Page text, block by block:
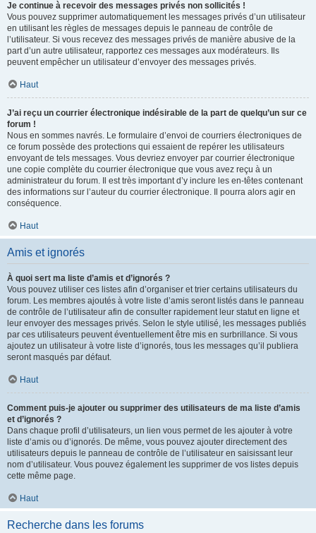
Je continue à recevoir des messages privés non sollicités !
Vous pouvez supprimer automatiquement les messages privés d’un utilisateur
en utilisant les règles de messages depuis le panneau de contrôle de
l’utilisateur. Si vous recevez des messages privés de manière abusive de la
part d’un autre utilisateur, rapportez ces messages aux modérateurs. Ils
peuvent empêcher un utilisateur d’envoyer des messages privés.
Haut
J’ai reçu un courrier électronique indésirable de la part de quelqu’un sur ce
forum !
Nous en sommes navrés. Le formulaire d’envoi de courriers électroniques de
ce forum possède des protections qui essaient de repérer les utilisateurs
envoyant de tels messages. Vous devriez envoyer par courrier électronique
une copie complète du courrier électronique que vous avez reçu à un
administrateur du forum. Il est très important d’y inclure les en-têtes contenant
des informations sur l’auteur du courrier électronique. Il pourra alors agir en
conséquence.
Haut
Amis et ignorés
À quoi sert ma liste d’amis et d’ignorés ?
Vous pouvez utiliser ces listes afin d’organiser et trier certains utilisateurs du
forum. Les membres ajoutés à votre liste d’amis seront listés dans le panneau
de contrôle de l’utilisateur afin de consulter rapidement leur statut en ligne et
leur envoyer des messages privés. Selon le style utilisé, les messages publiés
par ces utilisateurs peuvent éventuellement être mis en surbrillance. Si vous
ajoutez un utilisateur à votre liste d’ignorés, tous les messages qu’il publiera
seront masqués par défaut.
Haut
Comment puis-je ajouter ou supprimer des utilisateurs de ma liste d’amis
et d’ignorés ?
Dans chaque profil d’utilisateurs, un lien vous permet de les ajouter à votre
liste d’amis ou d’ignorés. De même, vous pouvez ajouter directement des
utilisateurs depuis le panneau de contrôle de l’utilisateur en saisissant leur
nom d’utilisateur. Vous pouvez également les supprimer de vos listes depuis
cette même page.
Haut
Recherche dans les forums